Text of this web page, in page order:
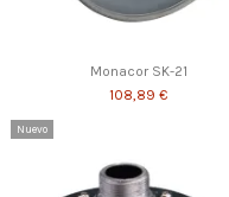
Monacor SK-21
108,89 €
Nuevo